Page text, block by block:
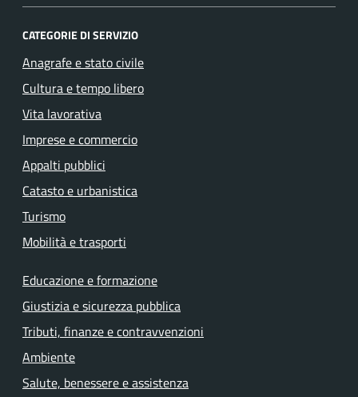
CATEGORIE DI SERVIZIO
Anagrafe e stato civile
Cultura e tempo libero
Vita lavorativa
Imprese e commercio
Appalti pubblici
Catasto e urbanistica
Turismo
Mobilità e trasporti
Educazione e formazione
Giustizia e sicurezza pubblica
Tributi, finanze e contravvenzioni
Ambiente
Salute, benessere e assistenza